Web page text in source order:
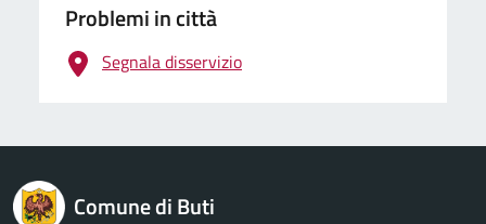
Problemi in città
Segnala disservizio
logo Unione Europea
Comune di Buti